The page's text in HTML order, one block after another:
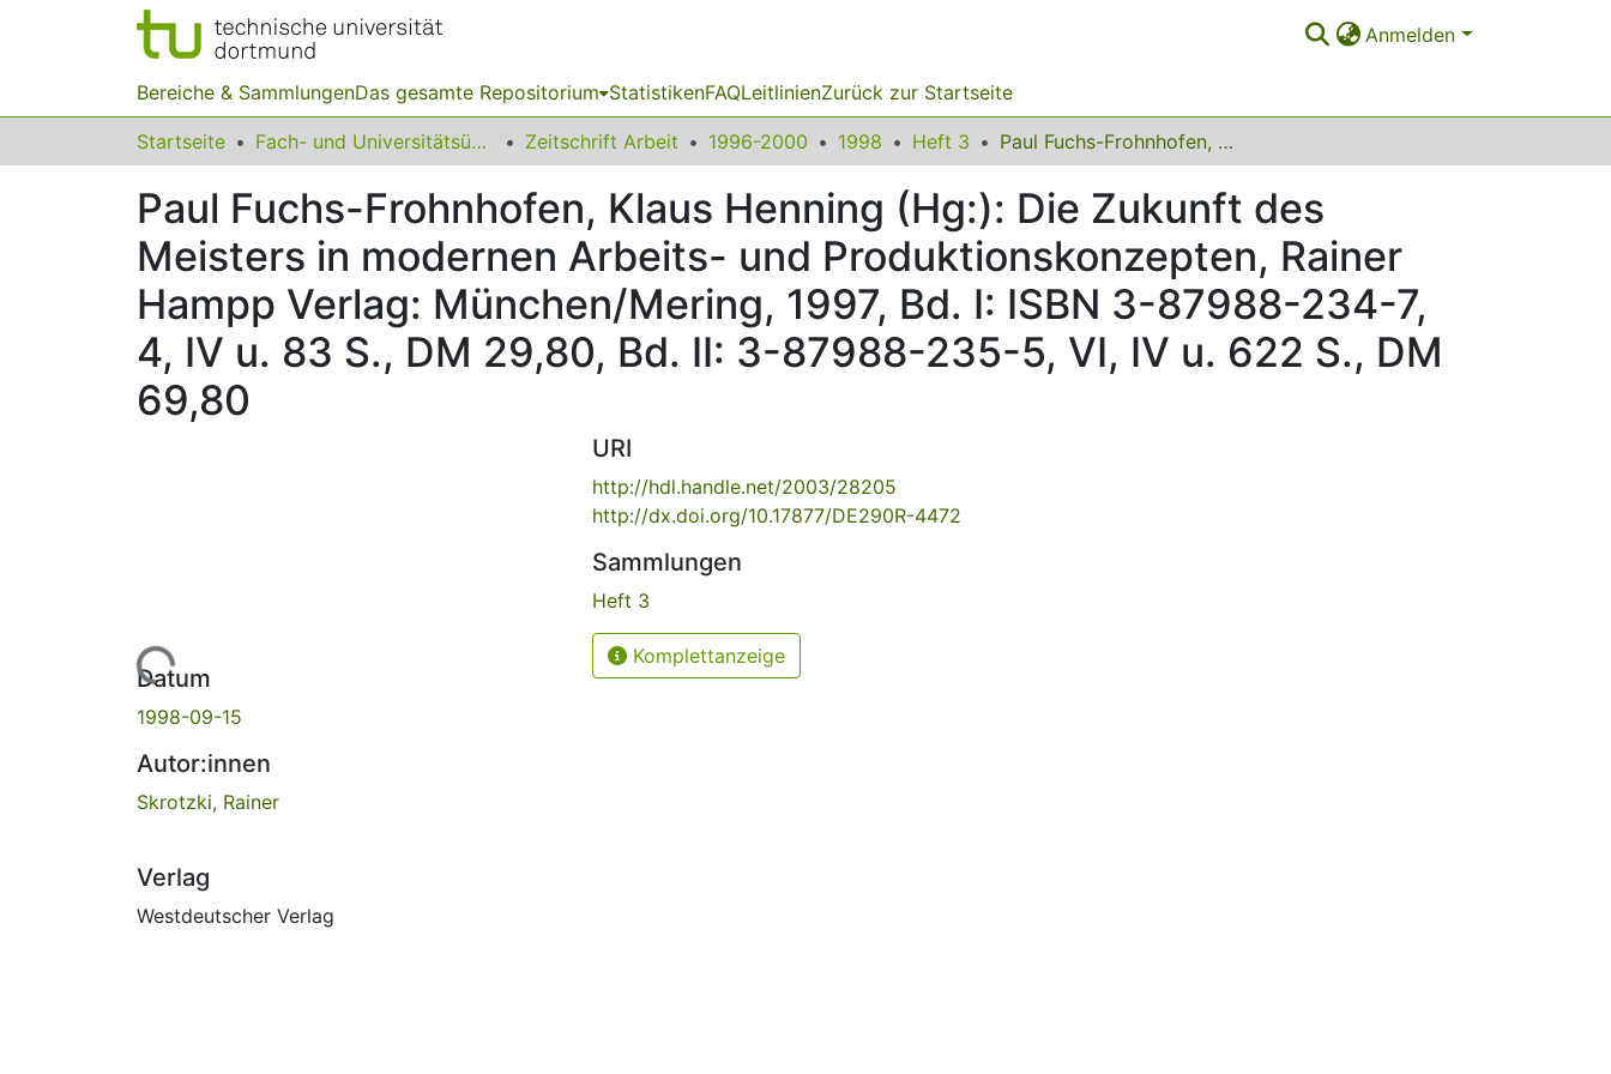
Anmelden
Bereiche & SammlungenDas gesamte Repositorium StatistikenFAQLeitlinienZurück zur Startseite
Startseite Fach- und Universitätsübergreifendes Zeitschrift Arbeit 1996-2000 1998 Heft 3 Paul Fuchs-Frohnhofen, Klaus Henning (Hg:): Die Zukunft des Meisters in modernen Arbeits- und Produktionskonzepten, Rainer Hampp Verlag: München/Mering, 1997, Bd. I: ISBN 3-87988-234-7, 4, IV u. 83 S., DM 29,80, Bd. II: 3-87988-235-5, VI, IV u. 622 S., DM 69,80
Paul Fuchs-Frohnhofen, Klaus Henning (Hg:): Die Zukunft des
Meisters in modernen Arbeits- und Produktionskonzepten, Rainer
Hampp Verlag: München/Mering, 1997, Bd. I: ISBN 3-87988-234-7,
4, IV u. 83 S., DM 29,80, Bd. II: 3-87988-235-5, VI, IV u. 622 S., DM
69,80
Lade...
Datum
1998-09-15
Autor:innen
Skrotzki, Rainer
Verlag
Westdeutscher Verlag
URI
http://hdl.handle.net/2003/28205
http://dx.doi.org/10.17877/DE290R-4472
Sammlungen
Heft 3
Komplettanzeige